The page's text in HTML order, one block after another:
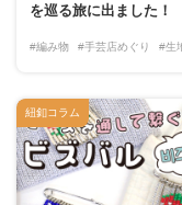
を巡る旅に出ました！
#編み物 #手芸店めぐり #生
紐釦コラム